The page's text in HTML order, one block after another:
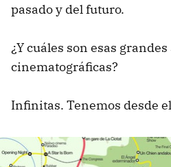
pasado y del futuro.
¿Y cuáles son esas grandes
cinematográficas?
Infinitas. Tenemos desde